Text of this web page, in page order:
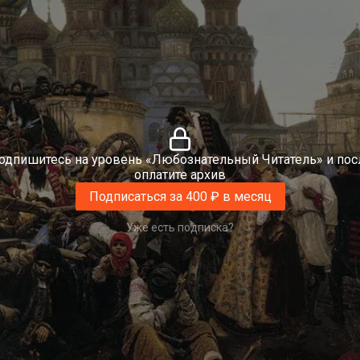
на уровень «Любознательный Читатель» и
оплатите архив
Подписаться за 400 ₽ в месяц
Уже есть подписка?